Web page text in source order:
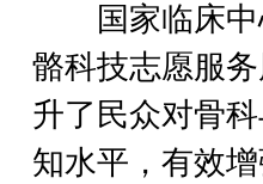
国家临床中
骼科技志愿服
升了民众对骨
知水平，有效